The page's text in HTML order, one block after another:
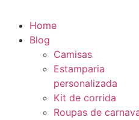
Home
Blog
Camisas
Estamparia
personalizada
Kit de corrida
Roupas de